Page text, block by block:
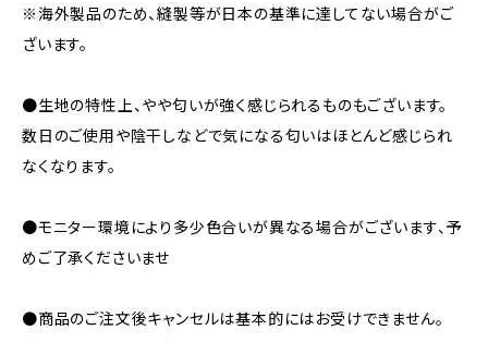
※海外製品のため、縫製等が日本の基準に達してない場合がご
ざいます。
●生地の特性上、やや匂いが強く感じられるものもございます。
数日のご使用や陰干しなどで気になる匂いはほとんど感じられ
なくなります。
●モニター環境により多少色合いが異なる場合がございます、予
めご了承くださいませ
●商品のご注文後キャンセルは基本的にはお受けできません。